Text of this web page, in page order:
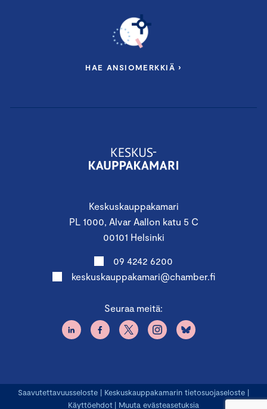
Keskuskauppakamari
PL 1000, Alvar Aallon katu 5 C
00101 Helsinki
09 4242 6200
keskuskauppakamari@chamber.fi
Seuraa meitä:
HAE ANSIOMERKKIÄ ›
Saavutettavuusseloste | Keskuskauppakamarin tietosuojaseloste |
Käyttöehdot | Muuta evästeasetuksia